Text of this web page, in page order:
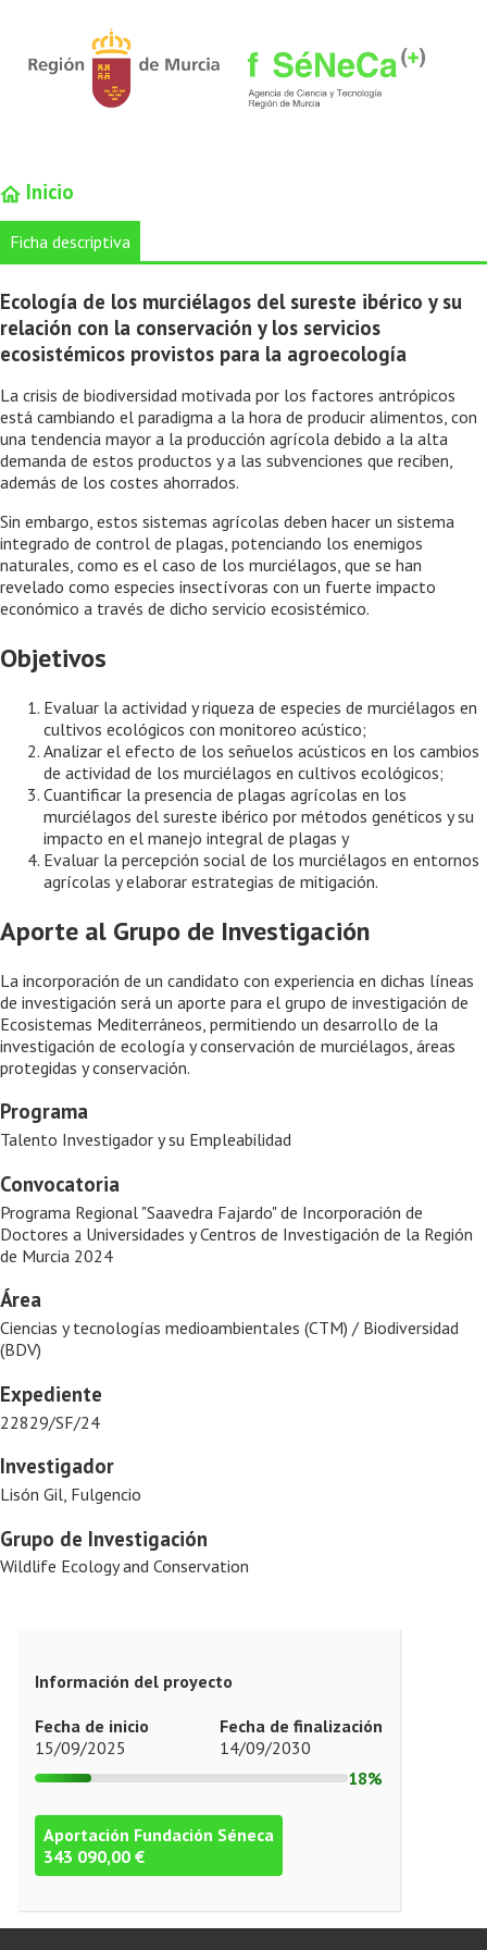
Inicio
Ficha descriptiva
Ecología de los murciélagos del sureste ibérico y su
relación con la conservación y los servicios
ecosistémicos provistos para la agroecología
La crisis de biodiversidad motivada por los factores antrópicos
está cambiando el paradigma a la hora de producir alimentos, con
una tendencia mayor a la producción agrícola debido a la alta
demanda de estos productos y a las subvenciones que reciben,
además de los costes ahorrados.
Sin embargo, estos sistemas agrícolas deben hacer un sistema
integrado de control de plagas, potenciando los enemigos
naturales, como es el caso de los murciélagos, que se han
revelado como especies insectívoras con un fuerte impacto
económico a través de dicho servicio ecosistémico.
Objetivos
Evaluar la actividad y riqueza de especies de murciélagos en
cultivos ecológicos con monitoreo acústico;
Analizar el efecto de los señuelos acústicos en los cambios
de actividad de los murciélagos en cultivos ecológicos;
Cuantificar la presencia de plagas agrícolas en los
murciélagos del sureste ibérico por métodos genéticos y su
impacto en el manejo integral de plagas y
Evaluar la percepción social de los murciélagos en entornos
agrícolas y elaborar estrategias de mitigación.
Aporte al Grupo de Investigación
La incorporación de un candidato con experiencia en dichas líneas
de investigación será un aporte para el grupo de investigación de
Ecosistemas Mediterráneos, permitiendo un desarrollo de la
investigación de ecología y conservación de murciélagos, áreas
protegidas y conservación.
Programa
Talento Investigador y su Empleabilidad
Convocatoria
Programa Regional "Saavedra Fajardo" de Incorporación de
Doctores a Universidades y Centros de Investigación de la Región
de Murcia 2024
Área
Ciencias y tecnologías medioambientales (CTM) / Biodiversidad
(BDV)
Expediente
22829/SF/24
Investigador
Lisón Gil, Fulgencio
Grupo de Investigación
Wildlife Ecology and Conservation
Información del proyecto
Fecha de inicio
15/09/2025
Fecha de finalización
14/09/2030
18%
Aportación Fundación Séneca
343 090,00 €